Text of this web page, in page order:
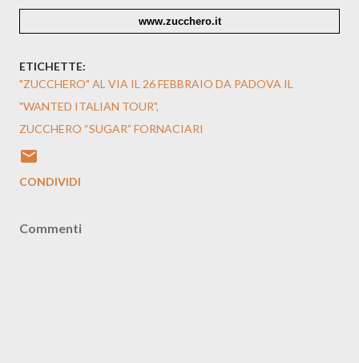
www.zucchero.it
ETICHETTE:
"ZUCCHERO" AL VIA IL 26 FEBBRAIO DA PADOVA IL
"WANTED ITALIAN TOUR"
ZUCCHERO “SUGAR” FORNACIARI
CONDIVIDI
Commenti